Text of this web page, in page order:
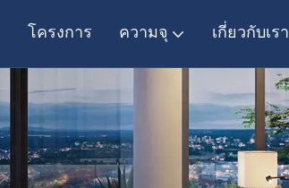
โครงการ ความจุ เกี่ยวกับเรา